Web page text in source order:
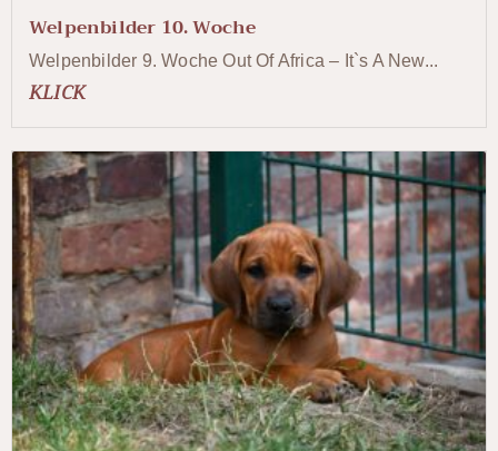
Welpenbilder 10. Woche
Welpenbilder 9. Woche Out Of Africa – It`s A New...
KLICK